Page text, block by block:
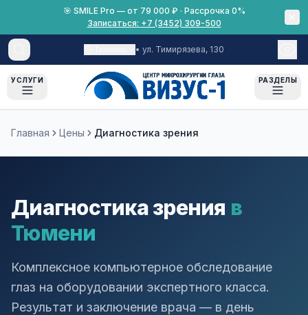
🎯 SMILE Pro — от 79 000 ₽ · Рассрочка 0%
Записаться: +7 (3452) 309-500
• ул. Тимирязева, 130
УСЛУГИ РАЗДЕЛЫ
Что взять с собой
Беременность и лазерная
коррекция
Главная Цены Диагностика зрения
Диагностика зрения в
Тюмени
Комплексное компьютерное обследование
глаз на оборудовании экспертного класса.
Результат и заключение врача — в день
Диагностика
Диагностика зрения
Хирургия глаза
Аппаратное лечение